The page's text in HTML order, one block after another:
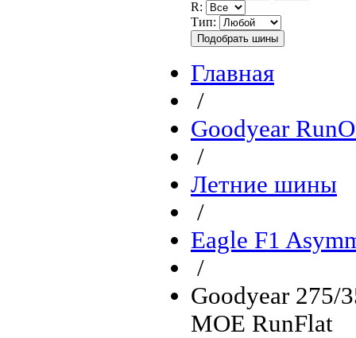
R:
Тип:
Главная
/
Goodyear
/
Летние шины
/
Eagle F1
/
Goodyear 275/
MOE RunFlat